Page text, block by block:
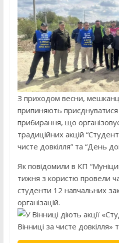
З приходом весни,
припиняють
прибирання, що
традиційних акцій
чисте довкілля” та “День
Як повідомили в КП
тижня з користю провели
студенти 12 навчальних
організацій.